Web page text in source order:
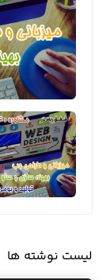
لیست نوشته ها